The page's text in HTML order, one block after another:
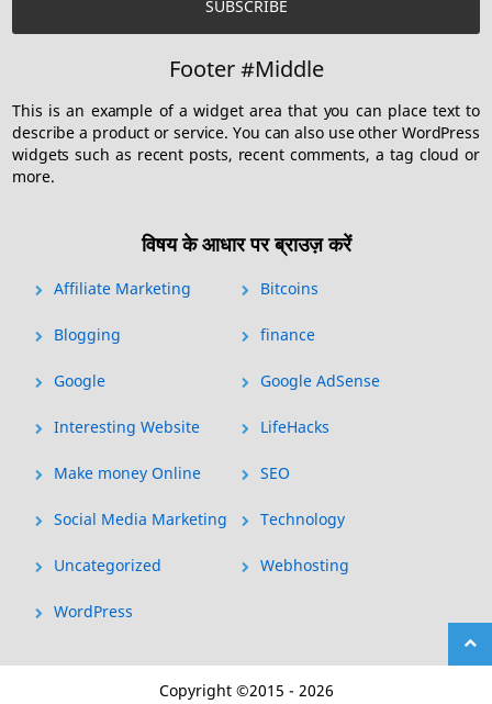
Footer #Middle
This is an example of a widget area that you can place text to
describe a product or service. You can also use other WordPress
widgets such as recent posts, recent comments, a tag cloud or
more.
विषय के आधार पर ब्राउज़ करें
Affiliate Marketing Bitcoins
Blogging finance
Google Google AdSense
Interesting Website LifeHacks
Make money Online SEO
Social Media Marketing Technology
Uncategorized Webhosting
WordPress
Copyright ©2015 - 2026